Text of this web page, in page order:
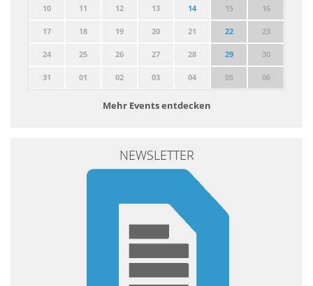
10 11 12 13 14 15 16
17 18 19 20 21 22 23
24 25 26 27 28 29 30
31 01 02 03 04 05 06
Mehr Events entdecken
NEWSLETTER